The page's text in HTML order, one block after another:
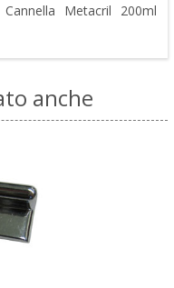
Metacril 200ml
anche